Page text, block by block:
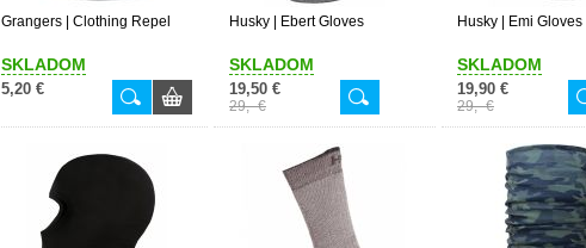
Grangers | Clothing Repel
SKLADOM
5,20 €
Husky | Ebert Gloves
SKLADOM
19,50 €
29,- €
Husky | Emi Gloves
SKLADOM
19,90 €
29,- €